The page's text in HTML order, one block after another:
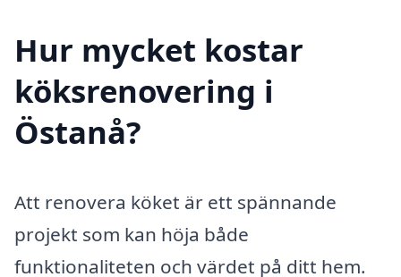
Hur mycket kostar
köksrenovering i
Östanå?
Att renovera köket är ett spännande
projekt som kan höja både
funktionaliteten och värdet på ditt hem.